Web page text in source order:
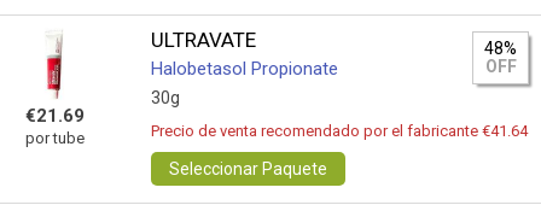
€21.69
por tube
ULTRAVATE
Halobetasol Propionate
30g
48%
OFF
Precio de venta recomendado por el fabricante €41.64
Seleccionar Paquete